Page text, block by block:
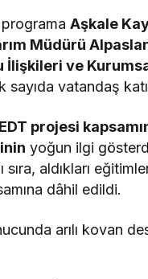
programaAşkale
Müdürü
İlişkileri ve
sayıda vatandaş
projesi
yoğun ilgi
sıra, aldıkları
dâhil edildi.
arılı kovan